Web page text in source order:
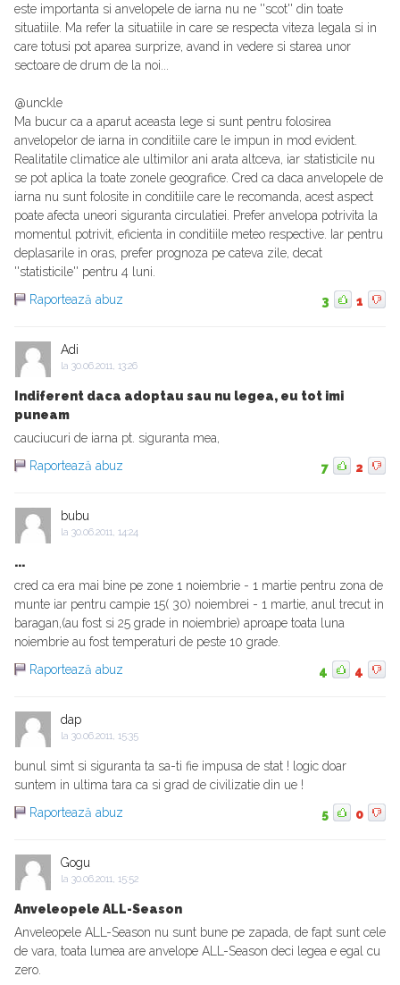
este importanta si anvelopele de iarna nu ne ''scot'' din toate
situatiile. Ma refer la situatiile in care se respecta viteza legala si in
care totusi pot aparea surprize, avand in vedere si starea unor
sectoare de drum de la noi...
@unckle
Ma bucur ca a aparut aceasta lege si sunt pentru folosirea
anvelopelor de iarna in conditiile care le impun in mod evident.
Realitatile climatice ale ultimilor ani arata altceva, iar statisticile nu
se pot aplica la toate zonele geografice. Cred ca daca anvelopele de
iarna nu sunt folosite in conditiile care le recomanda, acest aspect
poate afecta uneori siguranta circulatiei. Prefer anvelopa potrivita la
momentul potrivit, eficienta in conditiile meteo respective. Iar pentru
deplasarile in oras, prefer prognoza pe cateva zile, decat
''statisticile'' pentru 4 luni.
Raportează abuz
3 1
Adi
la 30.06.2011, 13:26
Indiferent daca adoptau sau nu legea, eu tot imi
puneam
cauciucuri de iarna pt. siguranta mea,
Raportează abuz
7 2
bubu
la 30.06.2011, 14:24
...
cred ca era mai bine pe zone 1 noiembrie - 1 martie pentru zona de
munte iar pentru campie 15( 30) noiembrei - 1 martie, anul trecut in
baragan,(au fost si 25 grade in noiembrie) aproape toata luna
noiembrie au fost temperaturi de peste 10 grade.
Raportează abuz
4 4
dap
la 30.06.2011, 15:35
bunul simt si siguranta ta sa-ti fie impusa de stat ! logic doar
suntem in ultima tara ca si grad de civilizatie din ue !
Raportează abuz
5 0
Gogu
la 30.06.2011, 15:52
Anveleopele ALL-Season
Anveleopele ALL-Season nu sunt bune pe zapada, de fapt sunt cele
de vara, toata lumea are anvelope ALL-Season deci legea e egal cu
zero.